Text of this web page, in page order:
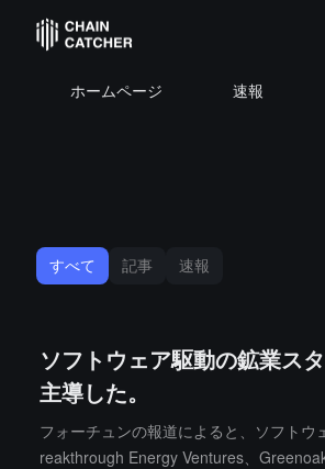
ホームページ 速報
すべて 記事 速報
ソフトウェア駆動の鉱業ス
主導した。
フォーチュンの報道によると、ソフト
reakthrough Energy Ventures、